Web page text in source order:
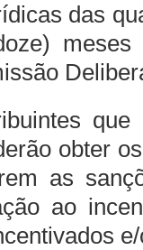
das
obter
as
ao